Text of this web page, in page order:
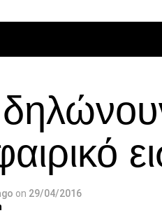
on 29/04/2016